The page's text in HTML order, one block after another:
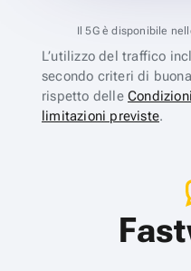
Il 5G è disponibile
L’utilizzo del traffico
secondo criteri di
rispetto delle
limitazioni previste.